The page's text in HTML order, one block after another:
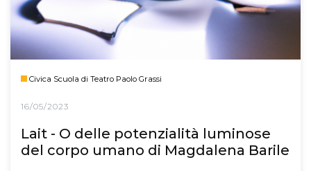
Civica Scuola di Teatro Paolo Grassi
16/05/2023
Lait - O delle potenzialità luminose
del corpo umano di Magdalena Barile